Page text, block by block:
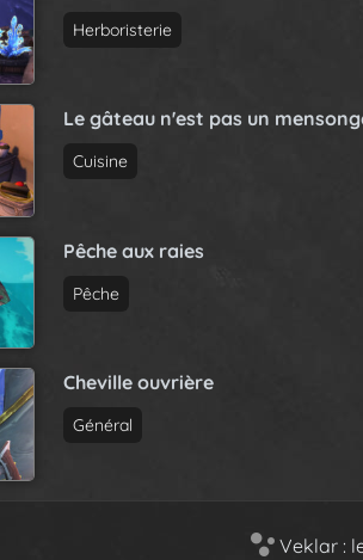
Herboristerie
Le gâteau n'est pas un
Cuisine
Pêche aux raies
Pêche
Cheville ouvrière
Général
Veklar :